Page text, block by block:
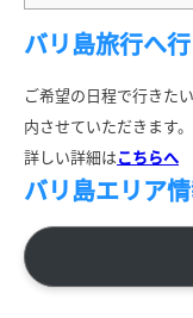
バリ島旅行へ
ご希望の日程で行きた
内させていただきます。
詳しい詳細はこちらへ
バリ島エリア